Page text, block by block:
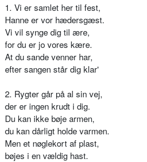
1. Vi er samlet her til fest,
Hanne er vor hædersgæst.
Vi vil synge dig til ære,
for du er jo vores kære.
At du sande venner har,
efter sangen står dig klar'
2. Rygter går på al sin vej,
der er ingen krudt i dig.
Du kan ikke bøje armen,
du kan dårligt holde varmen.
Men et nøglekort af plast,
bøjes i en vældig hast.